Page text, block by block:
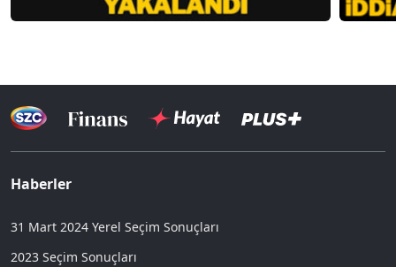
Haberler
31 Mart 2024 Yerel Seçim Sonuçları
2023 Seçim Sonuçları